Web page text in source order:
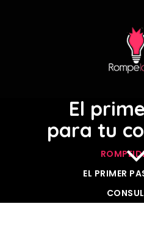
El
para tu
EL PRIMER